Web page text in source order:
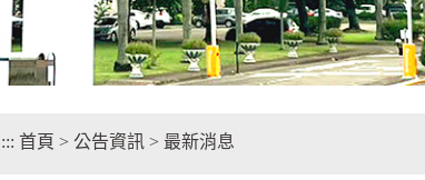
::: 首頁 > 公告資訊 > 最新消息